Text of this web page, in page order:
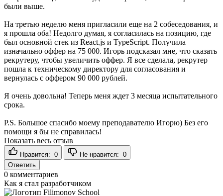
были выше.
На третью неделю меня пригласили еще на 2 собеседования, и
я прошла оба! Недолго думая, я согласилась на позицию, где
был основной стек из React.js и TypeScript. Получила
изначально оффер на 75 000. Игорь подсказал мне, что сказать
рекрутеру, чтобы увеличить оффер. Я все сделала, рекрутер
пошла к техническому директору для согласования и
вернулась с оффером 90 000 рублей.
Я очень довольна! Теперь меня ждет 3 месяца испытательного
срока.
P.S. Большое спасибо моему преподавателю Игорю) Без его
помощи я бы не справилась!
Показать весь отзыв
Нравится: 0 Не нравится: 0
Ответить
0 комментариев
Как я стал разработчиком